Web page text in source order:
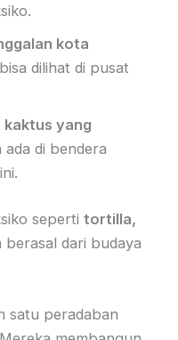
kota
dilihat di pusat
kaktus yang
ada di bendera
seperti tortilla,
berasal dari budaya
satu peradaban